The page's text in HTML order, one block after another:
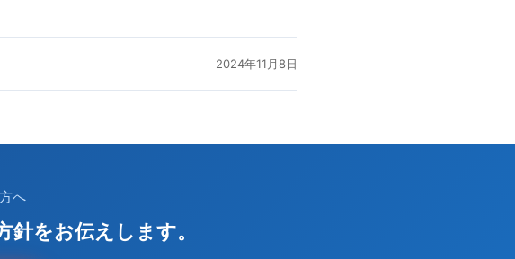
2024年11月8日
へ
をお伝えします。